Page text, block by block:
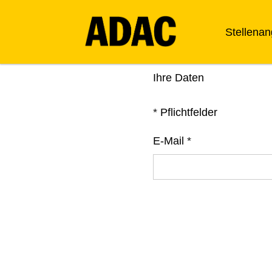
Ihre Daten
* Pflichtfelder
E-Mail *